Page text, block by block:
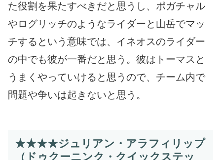
た役割を果たすべきだと思うし、ポガチャル
やログリッチのようなライダーと山岳でマッ
チするという意味では、イネオスのライダー
の中でも彼が一番だと思う。彼はトーマスと
うまくやっていけると思うので、チーム内で
問題や争いは起きないと思う。
★★★★ジュリアン・アラフィリップ
（ドゥクーニンク・クイックステッ